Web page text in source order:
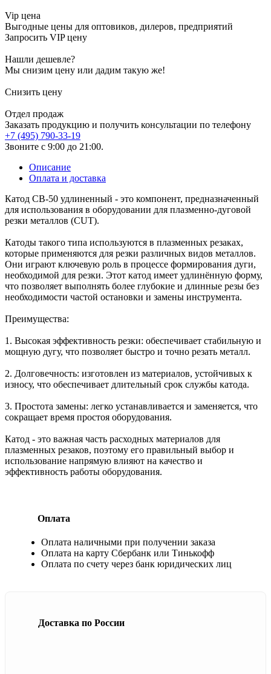
Vip цена
Выгодные цены для оптовиков, дилеров, предприятий
Запросить VIP цену
Нашли дешевле?
Мы снизим цену или дадим такую же!
Снизить цену
Отдел продаж
Заказать продукцию и получить консультации по телефону
+7 (495) 790-33-19
Звоните с 9:00 до 21:00.
Описание
Оплата и доставка
Катод CB-50 удлиненный - это компонент, предназначенный
для использования в оборудовании для плазменно-дуговой
резки металлов (CUT).
Катоды такого типа используются в плазменных резаках,
которые применяются для резки различных видов металлов.
Они играют ключевую роль в процессе формирования дуги,
необходимой для резки. Этот катод имеет удлинённую форму,
что позволяет выполнять более глубокие и длинные резы без
необходимости частой остановки и замены инструмента.
Преимущества:
1. Высокая эффективность резки: обеспечивает стабильную и
мощную дугу, что позволяет быстро и точно резать металл.
2. Долговечность: изготовлен из материалов, устойчивых к
износу, что обеспечивает длительный срок службы катода.
3. Простота замены: легко устанавливается и заменяется, что
сокращает время простоя оборудования.
Катод - это важная часть расходных материалов для
плазменных резаков, поэтому его правильный выбор и
использование напрямую влияют на качество и
эффективность работы оборудования.
Оплата
Оплата наличными при получении заказа
Оплата на карту Сбербанк или Тинькофф
Оплата по счету через банк юридических лиц
Доставка по России